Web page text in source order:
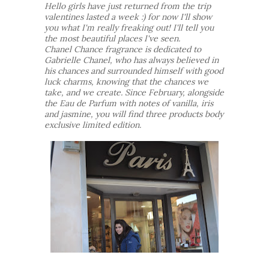
Hello girls have just returned from the trip
valentines lasted a week :) for now I'll show
you what I'm really freaking out! I'll tell you
the most beautiful places I've seen.
Chanel Chance fragrance is dedicated to
Gabrielle Chanel, who has always believed in
his chances and surrounded himself with good
luck charms, knowing that the chances we
take, and we create. Since February, alongside
the Eau de Parfum with notes of vanilla, iris
and jasmine, you will find three products body
exclusive limited edition.